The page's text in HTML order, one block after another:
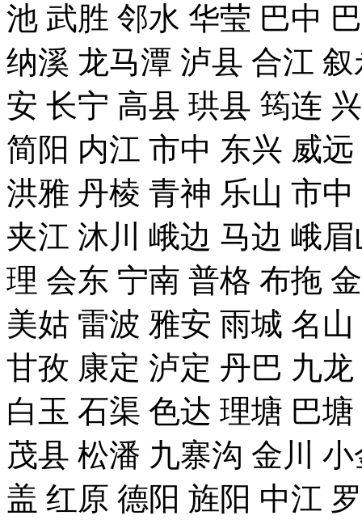
池 武胜 邻水 华莹 巴中
纳溪 龙马潭 泸县 合江
安 长宁 高县 珙县 筠连
简阳 内江 市中 东兴 威
洪雅 丹棱 青神 乐山 市
夹江 沐川 峨边 马边 峨
理 会东 宁南 普格 布拖
美姑 雷波 雅安 雨城 名
甘孜 康定 泸定 丹巴 九
白玉 石渠 色达 理塘 巴
茂县 松潘 九寨沟 金川
盖 红原 德阳 旌阳 中江